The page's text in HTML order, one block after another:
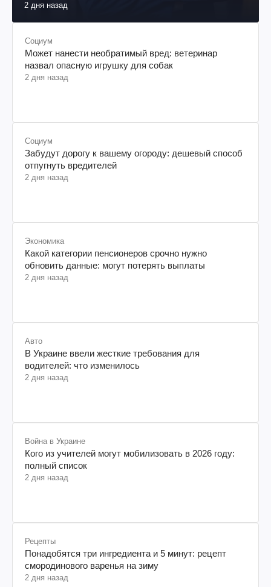
2 дня назад
Социум
Может нанести необратимый вред: ветеринар
назвал опасную игрушку для собак
2 дня назад
Социум
Забудут дорогу к вашему огороду: дешевый способ
отпугнуть вредителей
2 дня назад
Экономика
Какой категории пенсионеров срочно нужно
обновить данные: могут потерять выплаты
2 дня назад
Авто
В Украине ввели жесткие требования для
водителей: что изменилось
2 дня назад
Война в Украине
Кого из учителей могут мобилизовать в 2026 году:
полный список
2 дня назад
Рецепты
Понадобятся три ингредиента и 5 минут: рецепт
смородинового варенья на зиму
2 дня назад